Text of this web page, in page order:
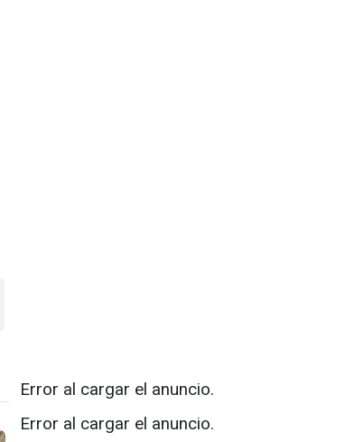
Error al cargar el anuncio.
Error al cargar el anuncio.